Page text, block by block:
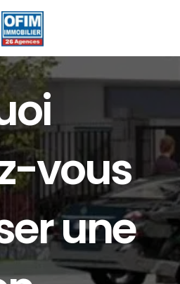
vous
une